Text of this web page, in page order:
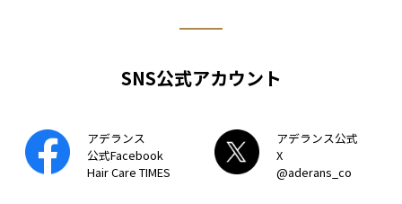
SNS公式アカウント
アデランス
公式Facebook
Hair Care TIMES
アデランス公式
X
@aderans_co